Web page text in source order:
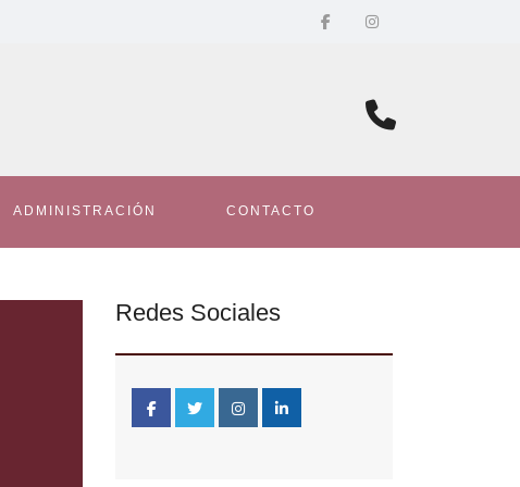
ADMINISTRACIÓN CONTACTO
Redes Sociales